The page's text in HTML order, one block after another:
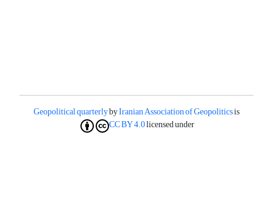
Geopolitical quarterlybyIranian Association of Geopoliticsis
licensed under
CC BY 4.0